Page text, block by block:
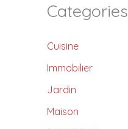
Categories
Cuisine
Immobilier
Jardin
Maison